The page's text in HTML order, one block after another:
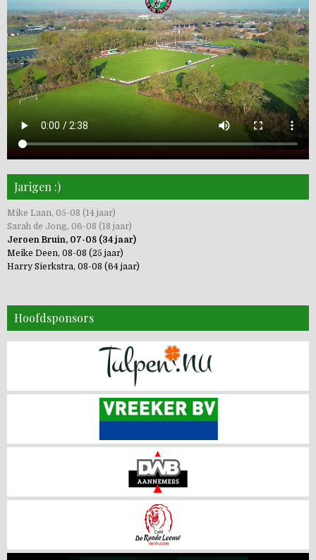
Jarigen :)
Mike Laan, 05-08 (14 jaar)
Sarah de Jong, 06-08 (18 jaar)
Jeroen Bruin, 07-08 (34 jaar)
Meike Deen, 08-08 (25 jaar)
Harry Sierkstra, 08-08 (64 jaar)
Hoofdsponsors